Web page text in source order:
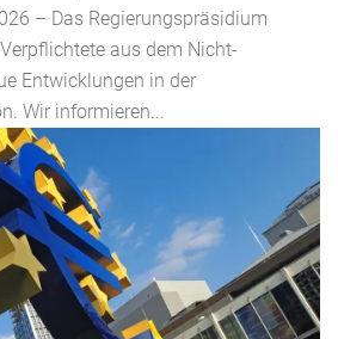
– Das Regierungspräsidium
aus dem Nicht-
Entwicklungen in der
Wir informieren...